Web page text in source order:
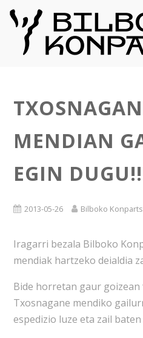
MENDIAN
EGIN DUGU!!
2013-05-26 Bilboko
Iragarri bezala Bilboko
mendiak hartzeko deialdia
Bide horretan gaur goizean
Txosnagane mendiko
espedizio luze eta zail